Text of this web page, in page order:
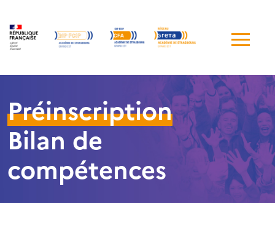
de
Préinscription
Bilan de
compétences